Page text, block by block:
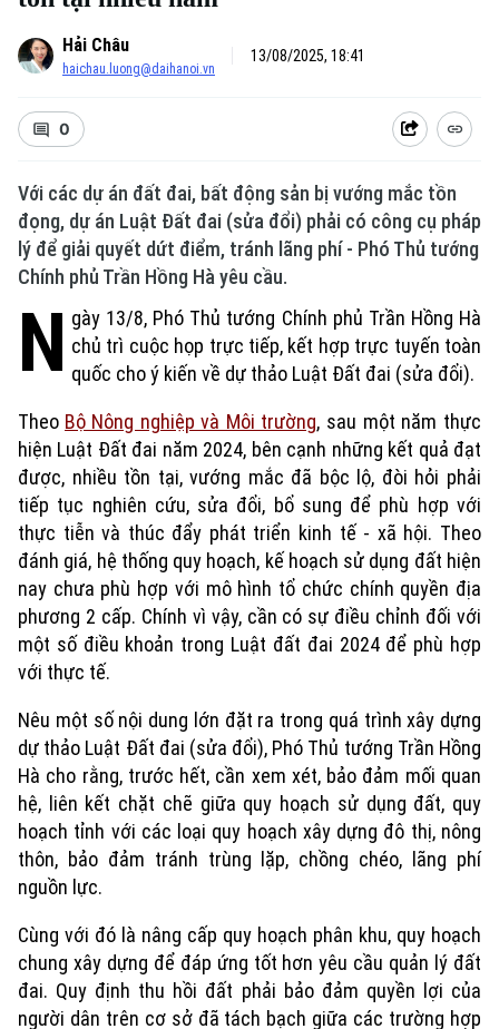
Hải Châu
haichau.luong@daihanoi.vn
13/08/2025, 18:41
0
Với các dự án đất đai, bất động sản bị vướng mắc tồn
đọng, dự án Luật Đất đai (sửa đổi) phải có công cụ pháp
lý để giải quyết dứt điểm, tránh lãng phí - Phó Thủ tướng
Chính phủ Trần Hồng Hà yêu cầu.
N gày 13/8, Phó Thủ tướng Chính phủ Trần Hồng Hà
chủ trì cuộc họp trực tiếp, kết hợp trực tuyến toàn
quốc cho ý kiến về dự thảo Luật Đất đai (sửa đổi).
Theo Bộ Nông nghiệp và Môi trường, sau một năm thực
hiện Luật Đất đai năm 2024, bên cạnh những kết quả đạt
được, nhiều tồn tại, vướng mắc đã bộc lộ, đòi hỏi phải
tiếp tục nghiên cứu, sửa đổi, bổ sung để phù hợp với
thực tiễn và thúc đẩy phát triển kinh tế - xã hội. Theo
đánh giá, hệ thống quy hoạch, kế hoạch sử dụng đất hiện
nay chưa phù hợp với mô hình tổ chức chính quyền địa
phương 2 cấp. Chính vì vậy, cần có sự điều chỉnh đối với
một số điều khoản trong Luật đất đai 2024 để phù hợp
với thực tế.
Nêu một số nội dung lớn đặt ra trong quá trình xây dựng
dự thảo Luật Đất đai (sửa đổi), Phó Thủ tướng Trần Hồng
Hà cho rằng, trước hết, cần xem xét, bảo đảm mối quan
hệ, liên kết chặt chẽ giữa quy hoạch sử dụng đất, quy
hoạch tỉnh với các loại quy hoạch xây dựng đô thị, nông
thôn, bảo đảm tránh trùng lặp, chồng chéo, lãng phí
nguồn lực.
Cùng với đó là nâng cấp quy hoạch phân khu, quy hoạch
chung xây dựng để đáp ứng tốt hơn yêu cầu quản lý đất
đai. Quy định thu hồi đất phải bảo đảm quyền lợi của
người dân trên cơ sở đã tách bạch giữa các trường hợp